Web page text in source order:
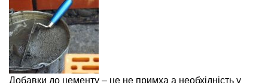
Добавки до цементу – це не примха а необхідність у